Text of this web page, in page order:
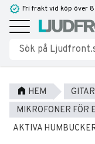
Meny
Fri frakt vid köp över
HEM
MIKROFONER FÖR
AKTIVA